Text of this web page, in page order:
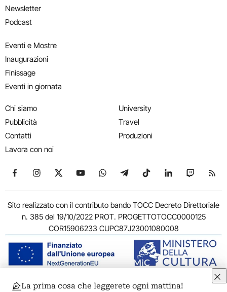
Newsletter
Podcast
Eventi e Mostre
Inaugurazioni
Finissage
Eventi in giornata
Chi siamo
Pubblicità
Contatti
Lavora con noi
University
Travel
Produzioni
Seguici su Facebook
Seguici su Instagram
Seguici su X
Seguici su YouTube
Seguici su WhatsApp
Seguici su Telegram
Seguici su TikTok
Seguici su
Seguici
Sito realizzato con il contributo bando TOCC Decreto Direttoriale
n. 385 del 19/10/2022 PROT. PROGETTOTOCC0000125
COR15906233 CUPC87J23001080008
© 2011-2026 ARTRIBUNE srl – Corso Vittorio Emanuele II, 287 –
La prima cosa che leggerete ogni mattina!